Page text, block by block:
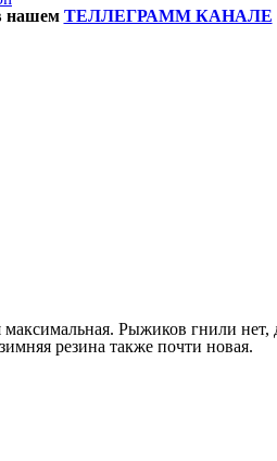
нашем ТЕЛЛЕГРАММ КАНАЛЕ
Рыжиков гнили нет,
резина также почти новая.